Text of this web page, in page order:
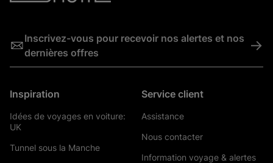
Inscrivez-vous pour recevoir nos alertes et nos
dernières offres
->
Inspiration
Idées de voyages en voiture:
UK
Tunnel sous la Manche
Service client
Assistance
Nous contacter
Information voyage & alertes